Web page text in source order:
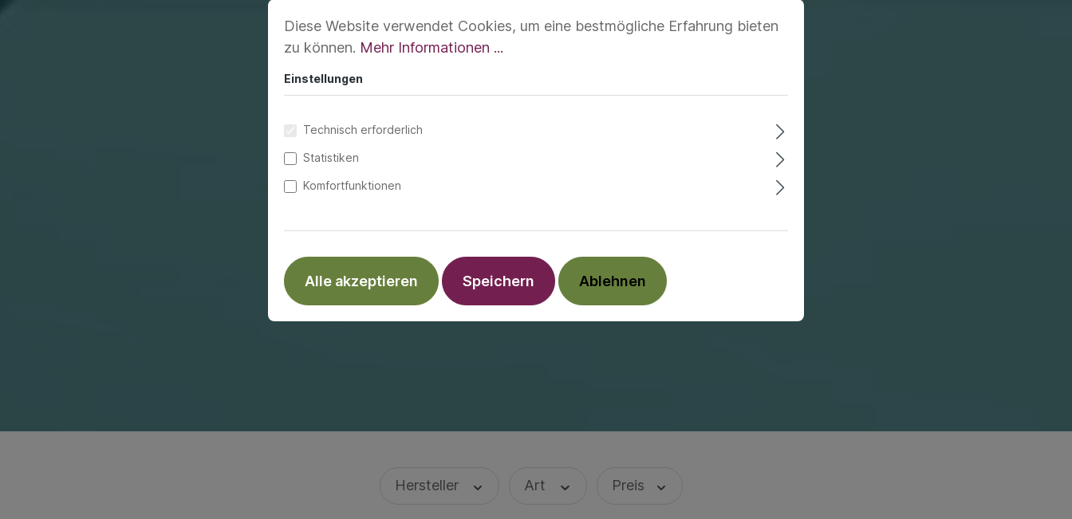
Hersteller Art Preis
Diese Website verwendet Cookies, um eine bestmögliche Erfahrung bieten
zu können. Mehr Informationen ...
Einstellungen
Technisch erforderlich
Statistiken
Komfortfunktionen
Alle akzeptieren Speichern Ablehnen